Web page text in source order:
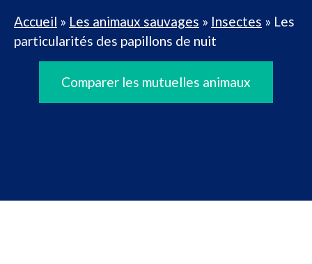
Accueil » Les animaux sauvages » Insectes » Les
particularités des papillons de nuit
Comparer les mutuelles animaux